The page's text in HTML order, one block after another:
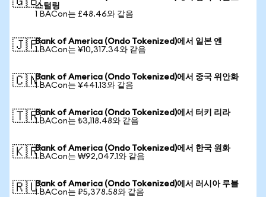
스털링
1 BACon는 £48.46와 같음
🇯🇵Bank of America (Ondo Tokenized)에서 일본 엔
1 BACon는 ¥10,317.34와 같음
🇨🇳Bank of America (Ondo Tokenized)에서 중국 위안화
1 BACon는 ¥441.13와 같음
🇹🇷Bank of America (Ondo Tokenized)에서 터키 리라
1 BACon는 ₺3,118.48와 같음
🇰🇷Bank of America (Ondo Tokenized)에서 한국 원화
1 BACon는 ₩92,047.1와 같음
🇷🇺Bank of America (Ondo Tokenized)에서 러시아 루블
1 BACon는 ₽5,378.58와 같음